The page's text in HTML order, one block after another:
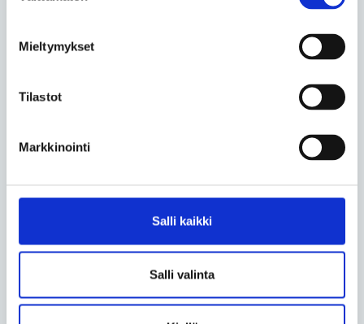
Mieltymykset
Tilastot
Markkinointi
Salli kaikki
Salli valinta
Meriläinen painottaa myös Spesian kasvatuksellista
– Opiskelijamme ja työntekijämme tuottavat kaikki
satunnaisia keikkalaisia, vaan pitkiä uria tehneitä,
Jaa uutinen